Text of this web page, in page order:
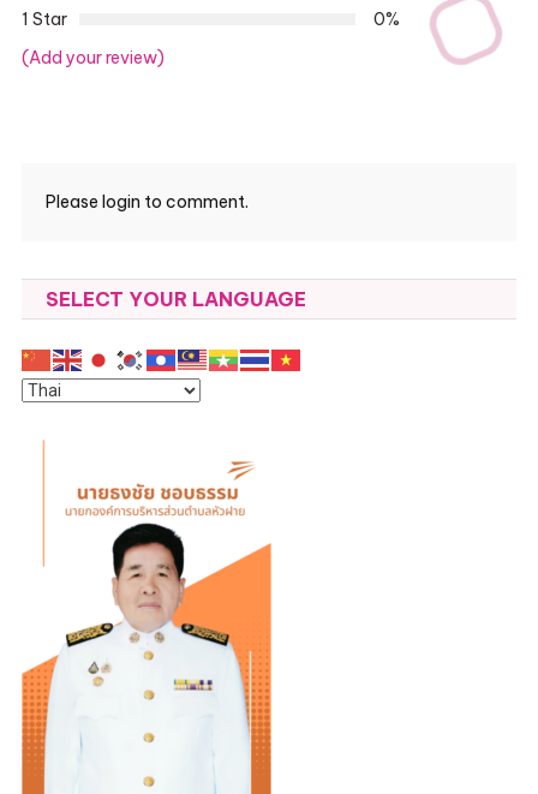
1 Star
0%
(Add your review)
Please login to comment.
SELECT YOUR LANGUAGE